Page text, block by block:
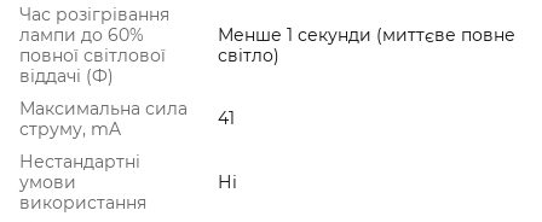
Час розігрівання
лампи до 60%
повної світлової
віддачі (Ф)
Менше 1 секунди (миттєве повне
світло)
Максимальна сила
струму, mA
41
Нестандартні
умови
використання
Ні